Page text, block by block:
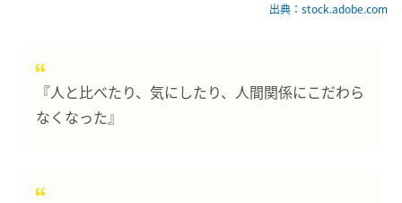
出典：stock.adobe.com
『人と比べたり、気にしたり、人間関係にこだわら
なくなった』